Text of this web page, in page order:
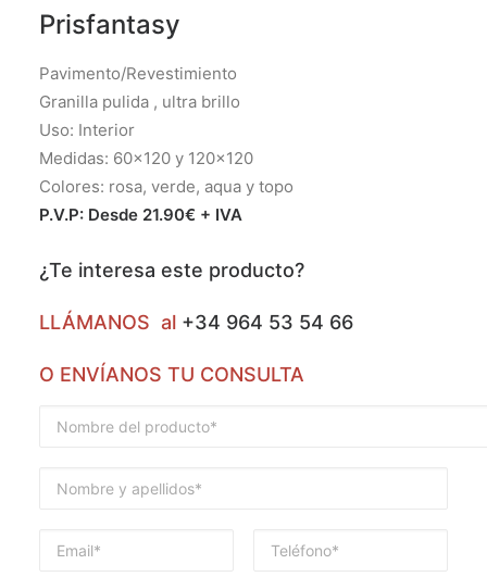
Prisfantasy
Pavimento/Revestimiento
Granilla pulida , ultra brillo
Uso: Interior
Medidas: 60×120 y 120×120
Colores: rosa, verde, aqua y topo
P.V.P: Desde 21.90€ + IVA
¿Te interesa este producto?
LLÁMANOS al +34 964 53 54 66
O ENVÍANOS TU CONSULTA